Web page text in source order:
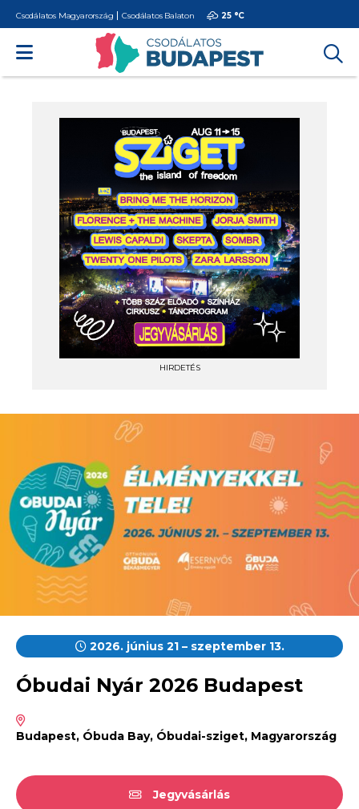
Csodálatos Magyarország Csodálatos Balaton 25 °C
HIRDETÉS
2026. június 21 – szeptember 13.
Óbudai Nyár 2026 Budapest
Budapest, Óbuda Bay, Óbudai-sziget, Magyarország
Jegyvásárlás